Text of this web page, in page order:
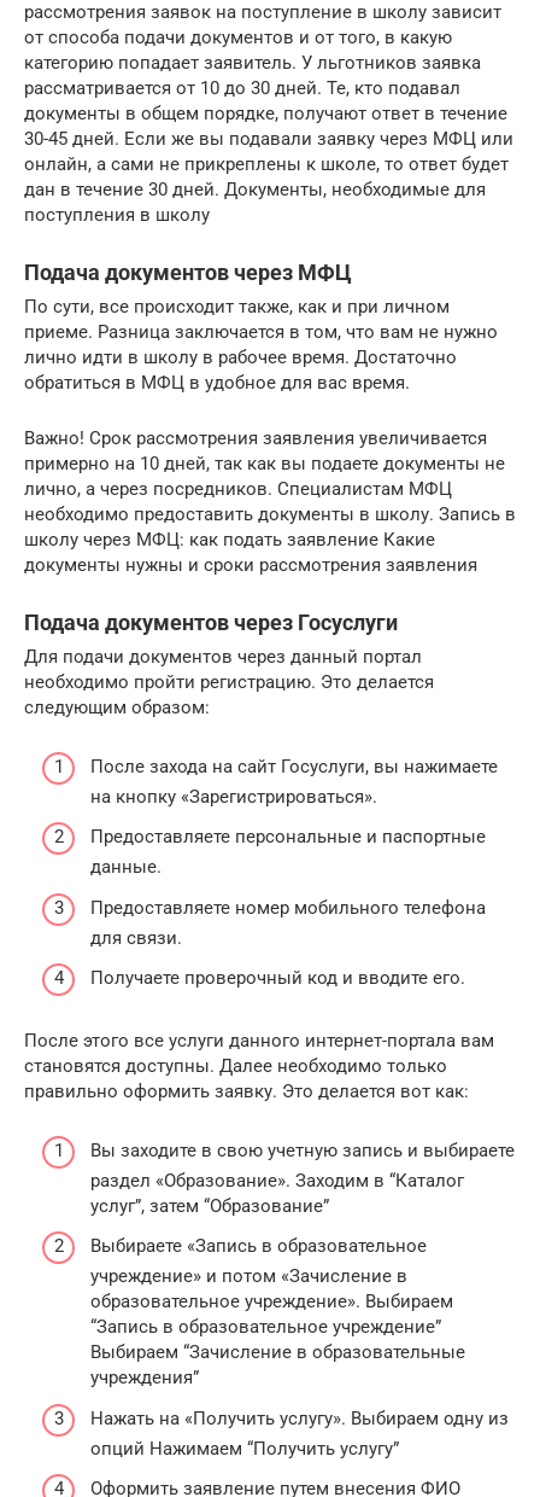
рассмотрения заявок на поступление в школу зависит
от способа подачи документов и от того, в какую
категорию попадает заявитель. У льготников заявка
рассматривается от 10 до 30 дней. Те, кто подавал
документы в общем порядке, получают ответ в течение
30-45 дней. Если же вы подавали заявку через МФЦ или
онлайн, а сами не прикреплены к школе, то ответ будет
дан в течение 30 дней. Документы, необходимые для
поступления в школу
Подача документов через МФЦ
По сути, все происходит также, как и при личном
приеме. Разница заключается в том, что вам не нужно
лично идти в школу в рабочее время. Достаточно
обратиться в МФЦ в удобное для вас время.
Важно! Срок рассмотрения заявления увеличивается
примерно на 10 дней, так как вы подаете документы не
лично, а через посредников. Специалистам МФЦ
необходимо предоставить документы в школу. Запись в
школу через МФЦ: как подать заявление Какие
документы нужны и сроки рассмотрения заявления
Подача документов через Госуслуги
Для подачи документов через данный портал
необходимо пройти регистрацию. Это делается
следующим образом:
После захода на сайт Госуслуги, вы нажимаете
на кнопку «Зарегистрироваться».
Предоставляете персональные и паспортные
данные.
Предоставляете номер мобильного телефона
для связи.
Получаете проверочный код и вводите его.
После этого все услуги данного интернет-портала вам
становятся доступны. Далее необходимо только
правильно оформить заявку. Это делается вот как:
Вы заходите в свою учетную запись и выбираете
раздел «Образование». Заходим в “Каталог
услуг”, затем “Образование”
Выбираете «Запись в образовательное
учреждение» и потом «Зачисление в
образовательное учреждение». Выбираем
“Запись в образовательное учреждение”
Выбираем “Зачисление в образовательные
учреждения”
Нажать на «Получить услугу». Выбираем одну из
опций Нажимаем “Получить услугу”
Оформить заявление путем внесения ФИО